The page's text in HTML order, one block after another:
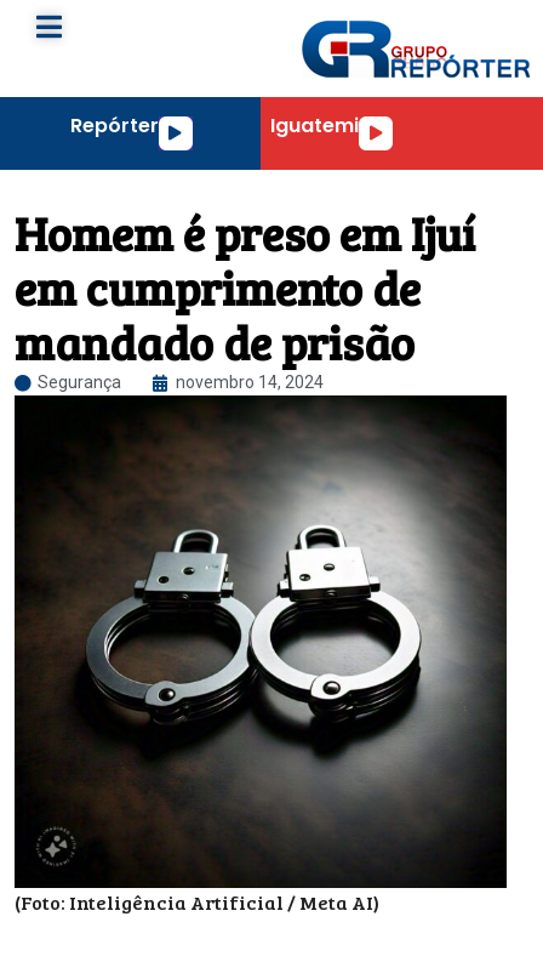
RepórterTocador
IguatemiTocador
Homem é preso em Ijuí
em cumprimento de
mandado de prisão
Segurança novembro 14, 2024
(Foto: Inteligência Artificial / Meta AI)